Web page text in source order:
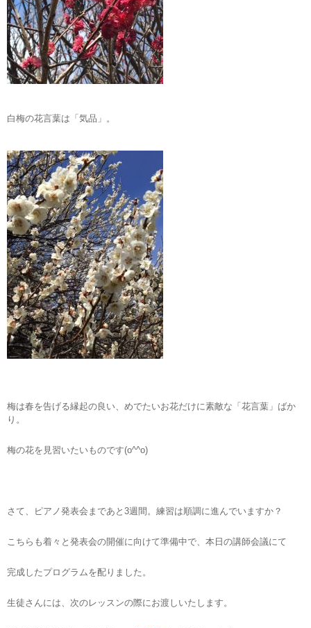
白梅の花言葉は「気品」。
梅は春を告げる縁起の良い、めでたいお花だけに素敵な「花言葉」ばか
り。
梅の花を見習いたいものです(o^^o)
さて、ピアノ発表会まであと3週間。練習は順調に進んでいますか？
こちらも着々と発表会の開催に向けて準備中で、本日の講師会議にて
完成したプログラムを配りました。
生徒さんには、次のレッスンの際にお渡しいたします。